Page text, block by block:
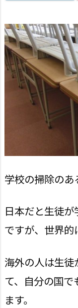
学校の掃除のあ
日本だと生徒
ですが、世界的
海外の人は生
て、自分の国
ます。